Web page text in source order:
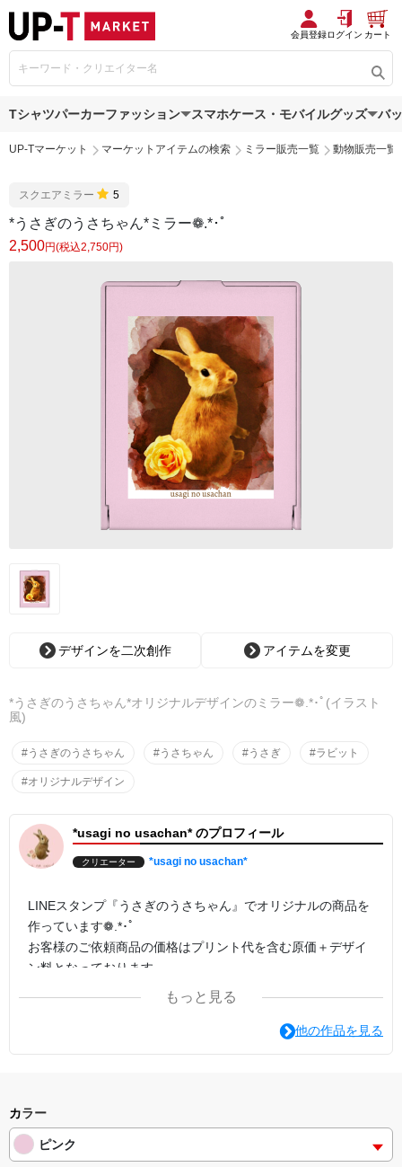
会員登録ログイン カート
Tシャツパーカーファッション スマホケース・モバイルグッズ バ
UP-Tマーケット マーケットアイテムの検索 ミラー販売一覧 動物販売一覧
スクエアミラー 5
*うさぎのうさちゃん*ミラー❁.*･ﾟ
2,500円(税込2,750円)
デザインを二次創作 アイテムを変更
*うさぎのうさちゃん*オリジナルデザインのミラー❁.*･ﾟ(イラスト
風)
#うさぎのうさちゃん #うさちゃん #うさぎ #ラビット
#オリジナルデザイン
*usagi no usachan* のプロフィール
クリエーター *usagi no usachan*
LINEスタンプ『うさぎのうさちゃん』でオリジナルの商品を
作っています❁.*･ﾟ
お客様のご依頼商品の価格はプリント代を含む原価＋デザイ
ン料となっております。
もっと見る
他の作品を見る
カラー
ピンク